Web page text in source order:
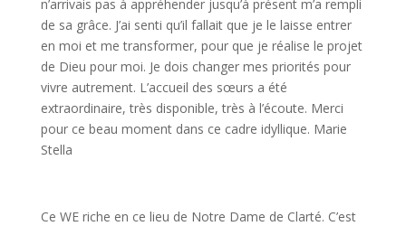
n’arrivais pas à appréhender jusqu’à présent m’a rempli
de sa grâce. J’ai senti qu’il fallait que je le laisse entrer
en moi et me transformer, pour que je réalise le projet
de Dieu pour moi. Je dois changer mes priorités pour
vivre autrement. L’accueil des sœurs a été
extraordinaire, très disponible, très à l’écoute. Merci
pour ce beau moment dans ce cadre idyllique. Marie
Stella
Ce WE riche en ce lieu de Notre Dame de Clarté. C’est